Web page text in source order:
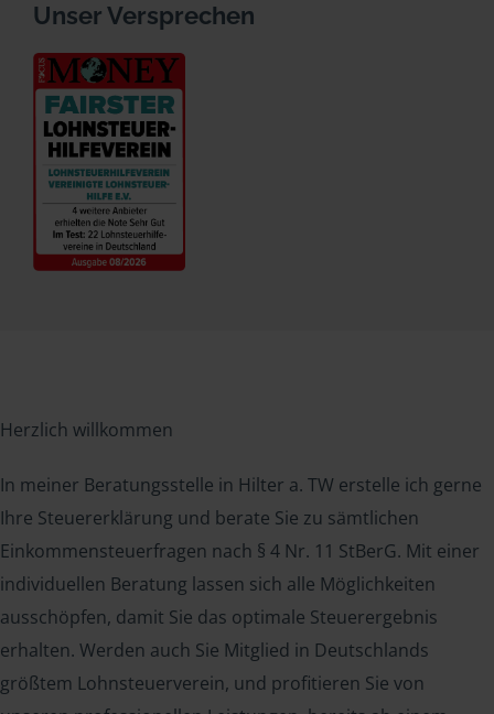
Unser Versprechen
Herzlich willkommen
In meiner Beratungsstelle in Hilter a. TW erstelle ich gerne
Ihre Steuererklärung und berate Sie zu sämtlichen
Einkommensteuerfragen nach § 4 Nr. 11 StBerG. Mit einer
individuellen Beratung lassen sich alle Möglichkeiten
ausschöpfen, damit Sie das optimale Steuerergebnis
erhalten. Werden auch Sie Mitglied in Deutschlands
größtem Lohnsteuerverein, und profitieren Sie von